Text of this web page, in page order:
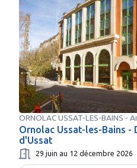
ORNOLAC USSAT-LES-BAINS -
Ornolac Ussat-les-Bains -
d'Ussat
29 juin au 12 décembre 2026